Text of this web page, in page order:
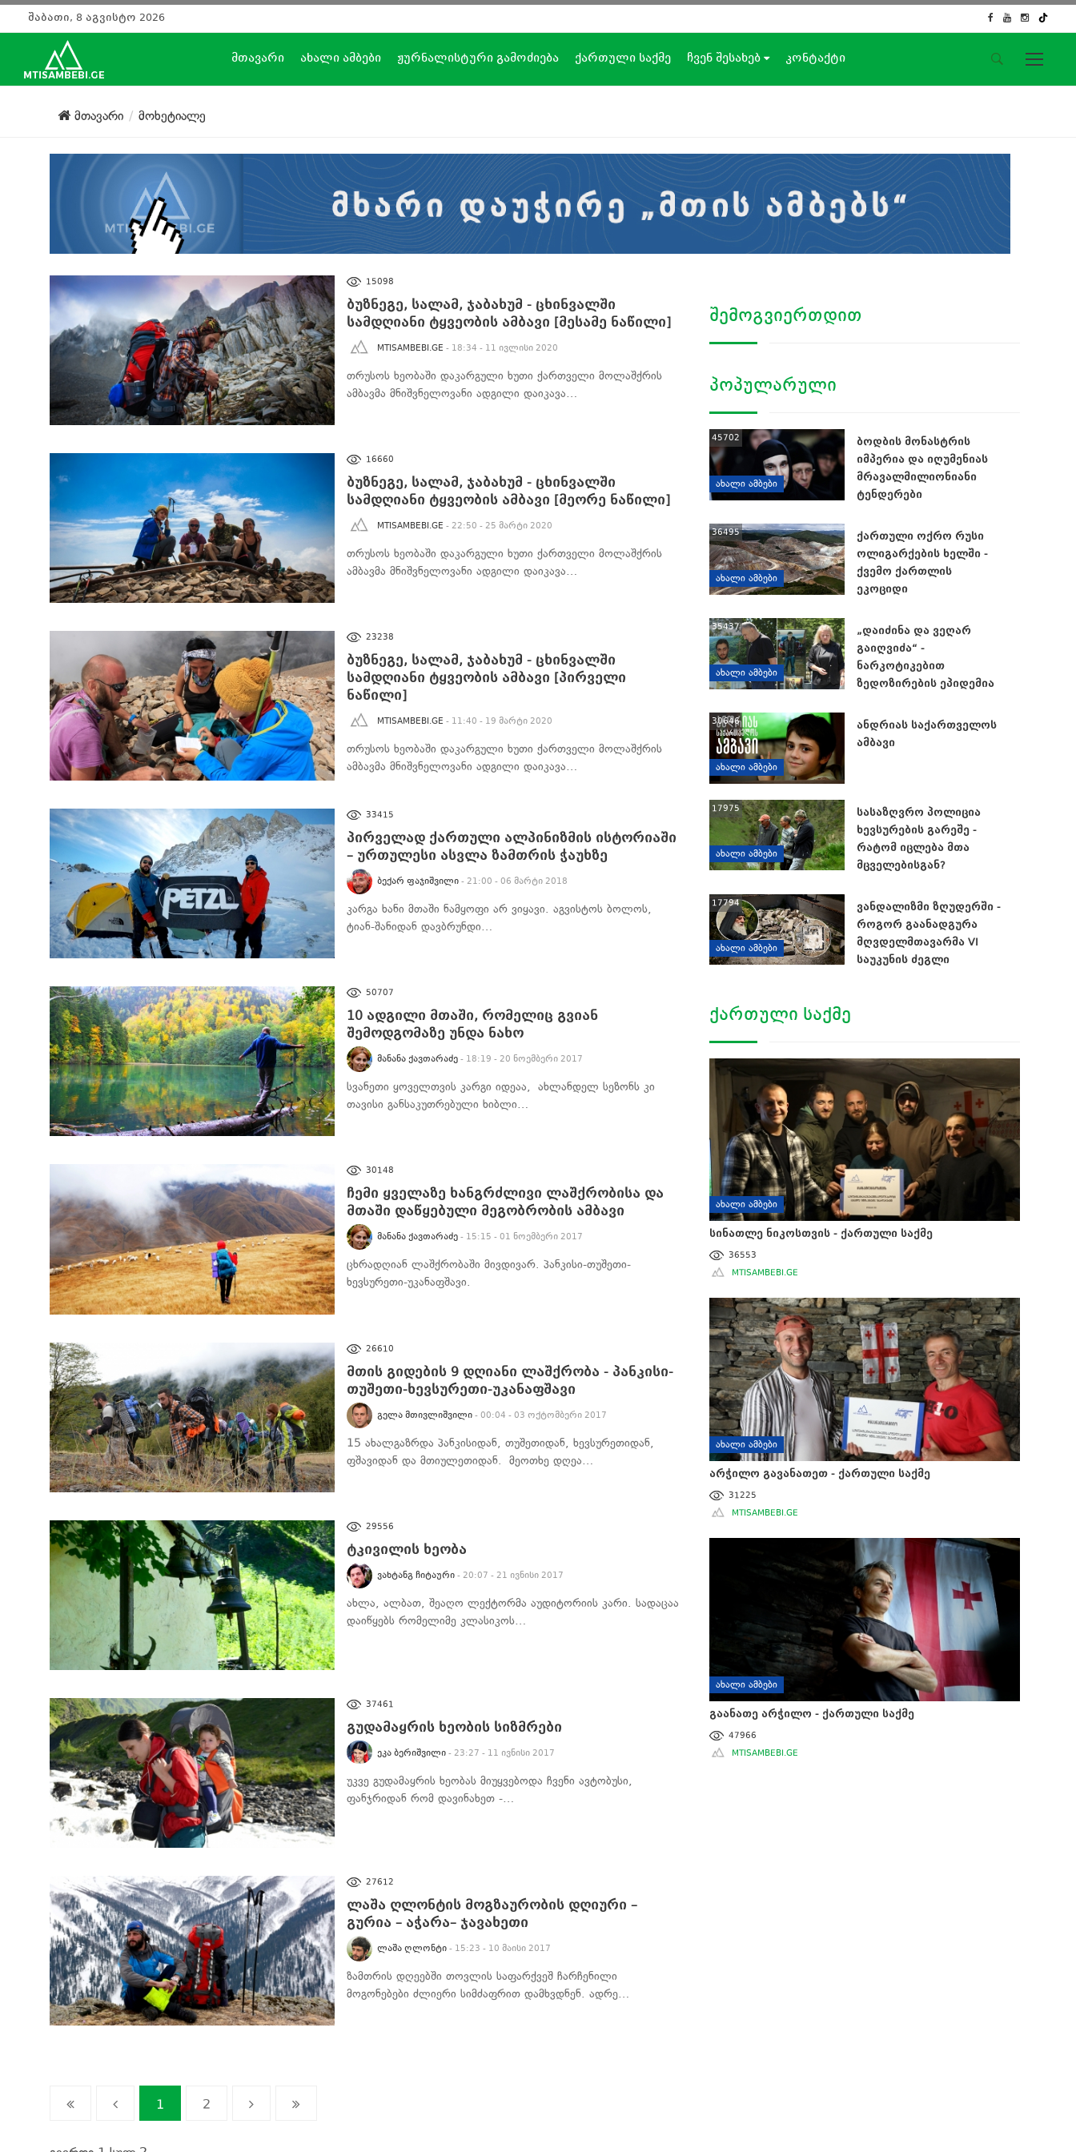
საიტის მენიუ
ჟურნალისტური გამოძიება
ქართული საქმე
ჩვენ შესახებ
კონტაქტი
შაბათი, 8 აგვისტო 2026
მთავარი ახალი ამბები ჟურნალისტური გამოძიება ქართული საქმე ჩვენ შესახებ კონტაქტი
მთავარი მოხეტიალე
15098
ბუზნეგე, სალამ, ჯაბახუმ - ცხინვალში
სამდღიანი ტყვეობის ამბავი [მესამე ნაწილი]
MTISAMBEBI.GE - 18:34 - 11 ივლისი 2020
თრუსოს ხეობაში დაკარგული ხუთი ქართველი მოლაშქრის
ამბავმა მნიშვნელოვანი ადგილი დაიკავა…
16660
ბუზნეგე, სალამ, ჯაბახუმ - ცხინვალში
სამდღიანი ტყვეობის ამბავი [მეორე ნაწილი]
MTISAMBEBI.GE - 22:50 - 25 მარტი 2020
თრუსოს ხეობაში დაკარგული ხუთი ქართველი მოლაშქრის
ამბავმა მნიშვნელოვანი ადგილი დაიკავა…
23238
ბუზნეგე, სალამ, ჯაბახუმ - ცხინვალში
სამდღიანი ტყვეობის ამბავი [პირველი
ნაწილი]
MTISAMBEBI.GE - 11:40 - 19 მარტი 2020
თრუსოს ხეობაში დაკარგული ხუთი ქართველი მოლაშქრის
ამბავმა მნიშვნელოვანი ადგილი დაიკავა…
33415
პირველად ქართული ალპინიზმის ისტორიაში
– ურთულესი ასვლა ზამთრის ჭაუხზე
ᲑᲔᲥᲐᲠ ᲤᲐᲯᲘᲨᲕᲘᲚᲘ - 21:00 - 06 მარტი 2018
კარგა ხანი მთაში ნამყოფი არ ვიყავი. აგვისტოს ბოლოს,
ტიან-შანიდან დავბრუნდი…
50707
10 ადგილი მთაში, რომელიც გვიან
შემოდგომაზე უნდა ნახო
ᲛᲐᲜᲐᲜᲐ ᲥᲐᲕᲗᲐᲠᲐᲫᲔ - 18:19 - 20 ნოემბერი 2017
სვანეთი ყოველთვის კარგი იდეაა, ახლანდელ სეზონს კი
თავისი განსაკუთრებული ხიბლი…
30148
ჩემი ყველაზე ხანგრძლივი ლაშქრობისა და
მთაში დაწყებული მეგობრობის ამბავი
ᲛᲐᲜᲐᲜᲐ ᲥᲐᲕᲗᲐᲠᲐᲫᲔ - 15:15 - 01 ნოემბერი 2017
ცხრადღიან ლაშქრობაში მივდივარ. პანკისი-თუშეთი-
ხევსურეთი-უკანაფშავი.
26610
მთის გიდების 9 დღიანი ლაშქრობა - პანკისი-
თუშეთი-ხევსურეთი-უკანაფშავი
ᲒᲔᲚᲐ ᲛᲗᲘᲕᲚᲘᲨᲕᲘᲚᲘ - 00:04 - 03 ოქტომბერი 2017
15 ახალგაზრდა პანკისიდან, თუშეთიდან, ხევსურეთიდან,
ფშავიდან და მთიულეთიდან. მეოთხე დღეა…
29556
ტკივილის ხეობა
ᲕᲐᲮᲢᲐᲜᲒ ᲩᲘᲢᲐᲣᲠᲘ - 20:07 - 21 ივნისი 2017
ახლა, ალბათ, შეაღო ლექტორმა აუდიტორიის კარი. სადაცაა
დაიწყებს რომელიმე კლასიკოს…
37461
გუდამაყრის ხეობის სიზმრები
ᲔᲙᲐ ᲑᲔᲠᲘᲨᲕᲘᲚᲘ - 23:27 - 11 ივნისი 2017
უკვე გუდამაყრის ხეობას მიუყვებოდა ჩვენი ავტობუსი,
ფანჯრიდან რომ დავინახეთ -…
27612
ლაშა ღლონტის მოგზაურობის დღიური –
გურია – აჭარა– ჯავახეთი
ᲚᲐᲨᲐ ᲦᲚᲝᲜᲢᲘ - 15:23 - 10 მაისი 2017
ზამთრის დღეებში თოვლის საფარქვეშ ჩარჩენილი
მოგონებები ძლიერი სიმძაფრით დამხვდნენ. ადრე…
1 2
ᲨᲔᲛᲝᲒᲕᲘᲔᲠᲗᲓᲘᲗ
ᲞᲝᲞᲣᲚᲐᲠᲣᲚᲘ
ᲐᲮᲐᲚᲘ ᲐᲛᲑᲔᲑᲘ
45702
ბოდბის მონასტრის
იმპერია და იღუმენიას
მრავალმილიონიანი
ტენდერები
ᲐᲮᲐᲚᲘ ᲐᲛᲑᲔᲑᲘ
36495
ქართული ოქრო რუსი
ოლიგარქების ხელში -
ქვემო ქართლის
ეკოციდი
ᲐᲮᲐᲚᲘ ᲐᲛᲑᲔᲑᲘ
35437
„დაიძინა და ვეღარ
გაიღვიძა“ -
ნარკოტიკებით
ზედოზირების ეპიდემია
ᲐᲮᲐᲚᲘ ᲐᲛᲑᲔᲑᲘ
30646
ანდრიას საქართველოს
ამბავი
ᲐᲮᲐᲚᲘ ᲐᲛᲑᲔᲑᲘ
17975
სასაზღვრო პოლიცია
ხევსურების გარეშე -
რატომ იცლება მთა
მცველებისგან?
ᲐᲮᲐᲚᲘ ᲐᲛᲑᲔᲑᲘ
17794
ვანდალიზმი ზღუდერში -
როგორ გაანადგურა
მღვდელმთავარმა VI
საუკუნის ძეგლი
ᲥᲐᲠᲗᲣᲚᲘ ᲡᲐᲥᲛᲔ
ᲐᲮᲐᲚᲘ ᲐᲛᲑᲔᲑᲘ
სინათლე ნიკოსთვის - ქართული საქმე
36553
MTISAMBEBI.GE
ᲐᲮᲐᲚᲘ ᲐᲛᲑᲔᲑᲘ
არჭილო გავანათეთ - ქართული საქმე
31225
MTISAMBEBI.GE
ᲐᲮᲐᲚᲘ ᲐᲛᲑᲔᲑᲘ
გაანათე არჭილო - ქართული საქმე
47966
MTISAMBEBI.GE